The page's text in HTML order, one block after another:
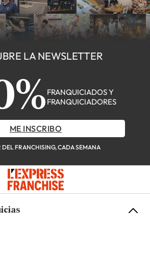
LA NEWSLETTER
FRANQUICIADOS Y
FRANQUICIADORES
ME INSCRIBO
DEL FRANCHISING, CADA SEMANA